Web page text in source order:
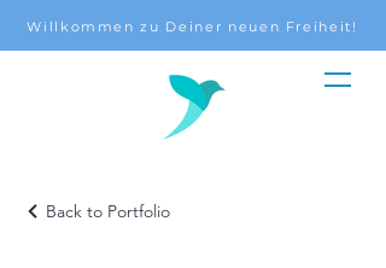
Willkommen zu Deiner neuen Freiheit!
Back to Portfolio